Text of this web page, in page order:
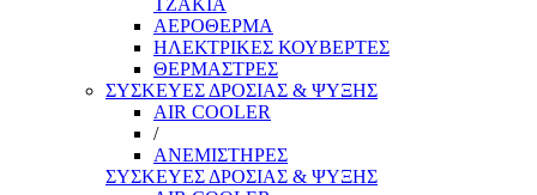
ΤΖΑΚΙΑ
ΑΕΡΟΘΕΡΜΑ
ΗΛΕΚΤΡΙΚΕΣ ΚΟΥΒΕΡΤΕΣ
ΘΕΡΜΑΣΤΡΕΣ
ΣΥΣΚΕΥΕΣ ΔΡΟΣΙΑΣ & ΨΥΞΗΣ
AIR COOLER
/
ΑΝΕΜΙΣΤΗΡΕΣ
ΣΥΣΚΕΥΕΣ ΔΡΟΣΙΑΣ & ΨΥΞΗΣ